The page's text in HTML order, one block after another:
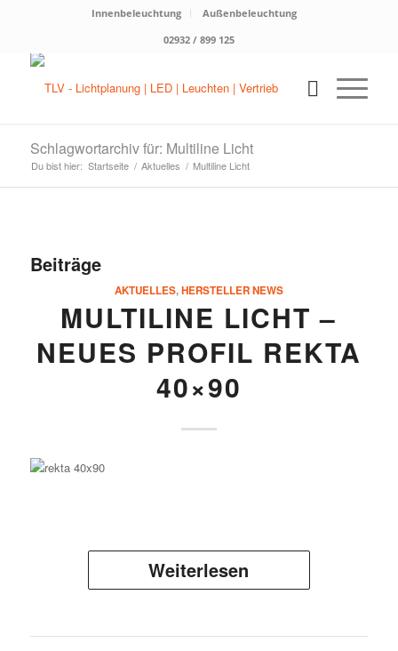
Innenbeleuchtung
Außenbeleuchtung
02932 / 899 125
Schlagwortarchiv für: Multiline Licht
Du bist hier: Startseite / Aktuelles / Multiline Licht
Beiträge
AKTUELLES,HERSTELLER NEWS
MULTILINE LICHT –
NEUES PROFIL REKTA
40×90
Weiterlesen